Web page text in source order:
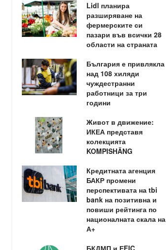
Lidl планира
разширяване на
фермерските си
пазари във всички 28
области на страната
България е привлякла
над 108 хиляди
чуждестранни
работници за три
години
Живот в движение:
ИКЕА представя
колекцията
KOMPISHÄNG
Кредитната агенция
БАКР промени
перспективата на tbi
bank на позитивна и
повиши рейтинга по
националната скала на
А+
БКДМП и ЕFIC